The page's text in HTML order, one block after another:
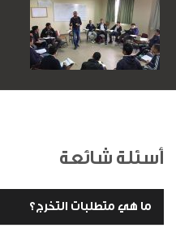
أسئلة شائعة
ما هي متطلبات التخرج؟